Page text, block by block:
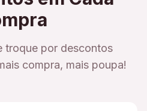
troque por descontos
compra, mais poupa!